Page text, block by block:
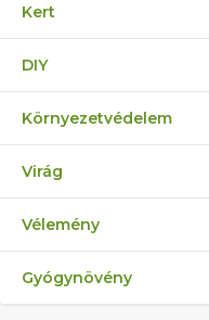
Kert
DIY
Környezetvédelem
Virág
Vélemény
Gyógynövény